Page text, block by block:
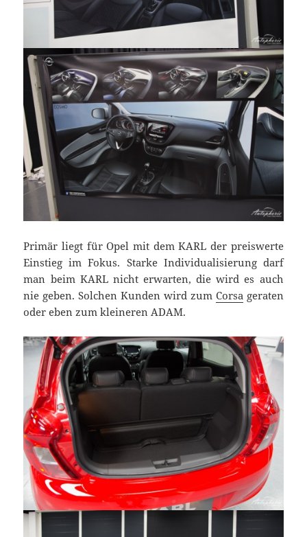
Primär liegt für Opel mit dem KARL der preiswerte
Einstieg im Fokus. Starke Individualisierung darf
man beim KARL nicht erwarten, die wird es auch
nie geben. Solchen Kunden wird zum Corsageraten
oder eben zum kleineren ADAM.